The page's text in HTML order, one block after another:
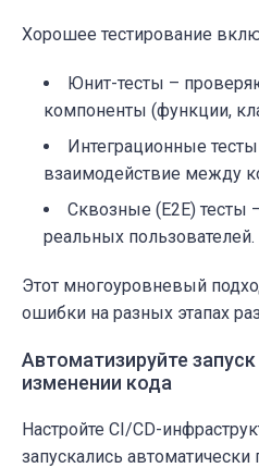
Хорошее тестирование
Юнит-тесты –
компоненты (функции,
Интеграционные
взаимодействие между
Сквозные (E2E) тесты
реальных пользователей.
Этот многоуровневый
ошибки на разных этапах
Автоматизируйте
изменении кода
Настройте CI/CD-
запускались